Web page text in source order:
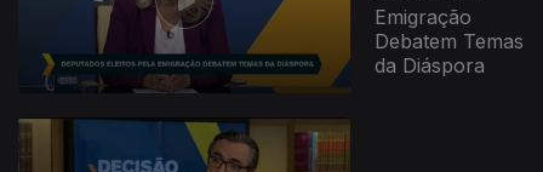
Emigração
Debatem Temas
da Diáspora
866897